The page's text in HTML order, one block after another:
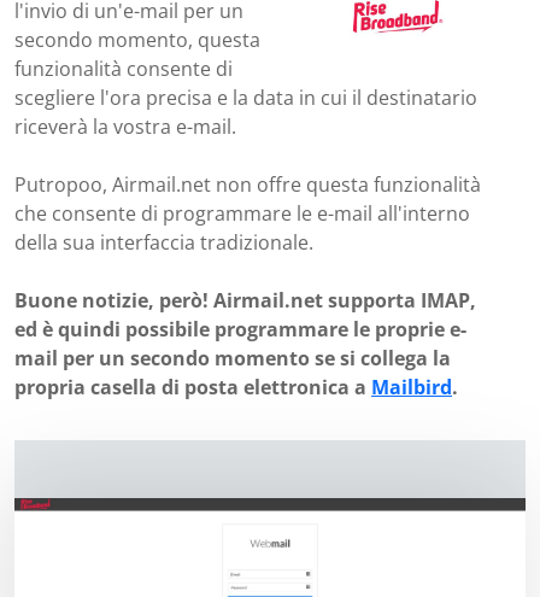
l'invio di un'e-mail per un
secondo momento, questa
funzionalità consente di
scegliere l'ora precisa e la data in cui il destinatario
riceverà la vostra e-mail.
Putropoo, Airmail.net non offre questa funzionalità
che consente di programmare le e-mail all'interno
della sua interfaccia tradizionale.
Buone notizie, però! Airmail.net supporta IMAP,
ed è quindi possibile programmare le proprie e-
mail per un secondo momento se si collega la
propria casella di posta elettronica a Mailbird.